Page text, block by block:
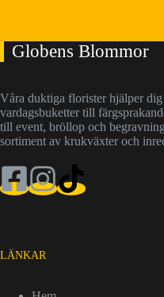
Globens Blommor
Våra duktiga florister hjälper
vardagsbuketter till
till event, bröllop och
sortiment av krukväxter och
LÄNKAR